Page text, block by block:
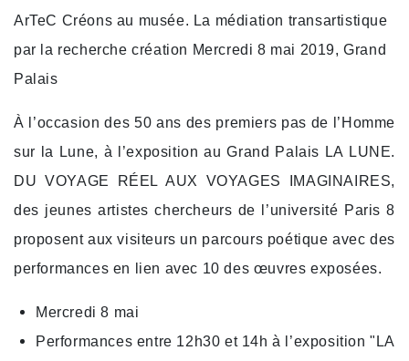
ArTeC Créons au musée. La médiation transartistique
par la recherche création Mercredi 8 mai 2019, Grand
Palais
À l’occasion des 50 ans des premiers pas de l’Homme
sur la Lune, à l’exposition au Grand Palais LA LUNE.
DU VOYAGE RÉEL AUX VOYAGES IMAGINAIRES,
des jeunes artistes chercheurs de l’université Paris 8
proposent aux visiteurs un parcours poétique avec des
performances en lien avec 10 des œuvres exposées.
Mercredi 8 mai
Performances entre 12h30 et 14h à l’exposition "LA